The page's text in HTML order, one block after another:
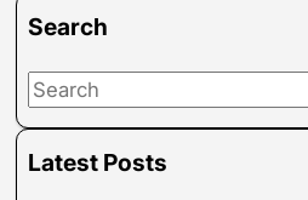
Search
S
aLatest Posts